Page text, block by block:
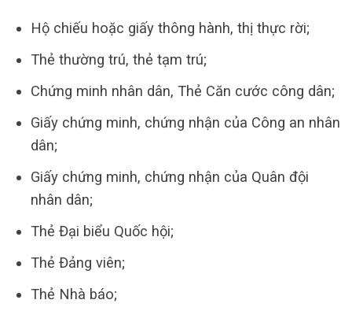
Hộ chiếu hoặc giấy thông hành, thị thực rời;
Thẻ thường trú, thẻ tạm trú;
Chứng minh nhân dân, Thẻ Căn cước công dân;
Giấy chứng minh, chứng nhận của Công an nhân
dân;
Giấy chứng minh, chứng nhận của Quân đội
nhân dân;
Thẻ Đại biểu Quốc hội;
Thẻ Đảng viên;
Thẻ Nhà báo;